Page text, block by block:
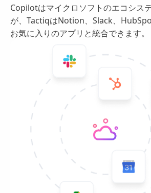
Copilotはマイクロソフトのエコシス
が、TactiqはNotion、Slack、
お気に入りのアプリと統合できます。